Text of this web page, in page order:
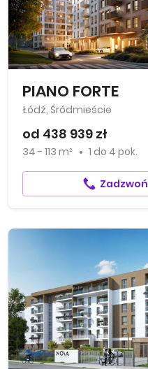
PIANO FORTE
Łódź, Śródmieście
od 438 939 zł
34 - 113 m² 1 do 4 pok.
Zadzwoń